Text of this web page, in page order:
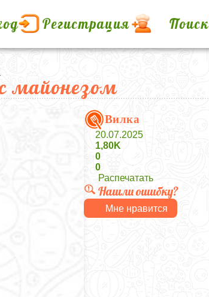
Регистрация Поиск
майонезом
Вилка
20.07.2025
1,80K
0
0
Распечатать
Нашли ошибку?
Мне нравится